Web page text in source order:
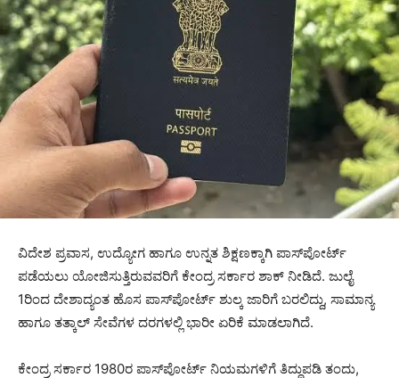
ವಿದೇಶ ಪ್ರವಾಸ, ಉದ್ಯೋಗ ಹಾಗೂ ಉನ್ನತ ಶಿಕ್ಷಣಕ್ಕಾಗಿ ಪಾಸ್‌ಪೋರ್ಟ್
ಪಡೆಯಲು ಯೋಜಿಸುತ್ತಿರುವವರಿಗೆ ಕೇಂದ್ರ ಸರ್ಕಾರ ಶಾಕ್ ನೀಡಿದೆ. ಜುಲೈ
1ರಿಂದ ದೇಶಾದ್ಯಂತ ಹೊಸ ಪಾಸ್‌ಪೋರ್ಟ್ ಶುಲ್ಕ ಜಾರಿಗೆ ಬರಲಿದ್ದು, ಸಾಮಾನ್ಯ
ಹಾಗೂ ತತ್ಕಾಲ್ ಸೇವೆಗಳ ದರಗಳಲ್ಲಿ ಭಾರೀ ಏರಿಕೆ ಮಾಡಲಾಗಿದೆ.
ಕೇಂದ್ರ ಸರ್ಕಾರ 1980ರ ಪಾಸ್‌ಪೋರ್ಟ್ ನಿಯಮಗಳಿಗೆ ತಿದ್ದುಪಡಿ ತಂದು,